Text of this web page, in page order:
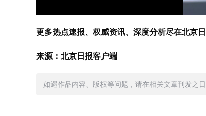
更多热点速报、权威资讯、深度分析尽在北京
来源：北京日报客户端
如遇作品内容、版权等问题，请在相关文章刊发之